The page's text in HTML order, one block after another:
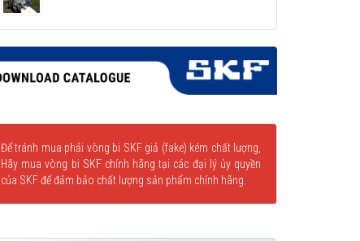
Để tránh mua phải vòng bi SKF giả (fake) kém chất lượng,
Hãy mua vòng bi SKF chính hãng tại các đại lý ủy quyền
của SKF để đảm bảo chất lượng sản phẩm chính hãng.